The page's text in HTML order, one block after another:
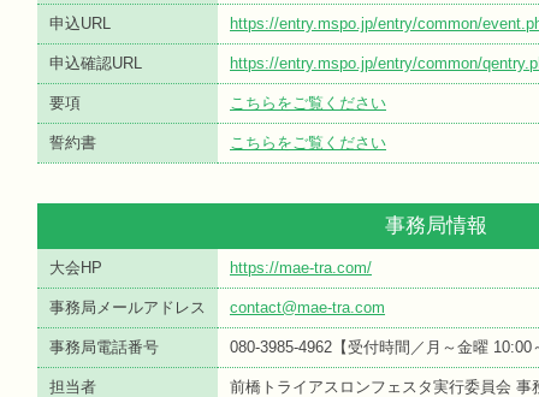
申込URL https://entry.mspo.jp/entry/common/
申込確認URL https://entry.mspo.jp/entry/common/
要項 こちらをご覧ください
誓約書 こちらをご覧ください
事務局情報
大会HP https://mae-tra.com/
事務局メールアドレス contact@mae-tra.com
事務局電話番号 080-3985-4962【受付時間／月～金曜
担当者 前橋トライアスロンフェスタ実行委員会 事